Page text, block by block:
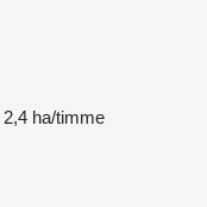
2,4 ha/timme